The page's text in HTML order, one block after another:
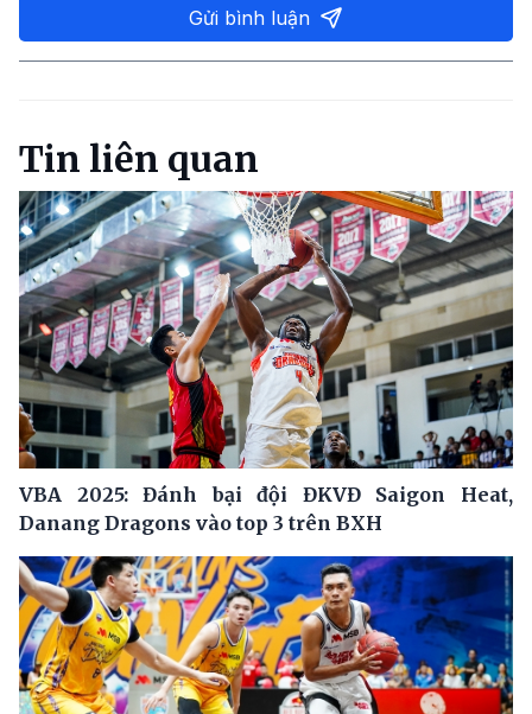
Gửi bình luận
Tin liên quan
VBA 2025: Đánh bại đội ĐKVĐ Saigon Heat,
Danang Dragons vào top 3 trên BXH